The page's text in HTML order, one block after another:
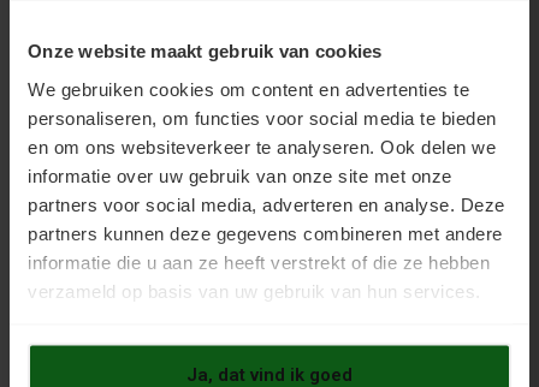
Onze website maakt gebruik van cookies
We gebruiken cookies om content en advertenties te
personaliseren, om functies voor social media te bieden
en om ons websiteverkeer te analyseren. Ook delen we
informatie over uw gebruik van onze site met onze
partners voor social media, adverteren en analyse. Deze
partners kunnen deze gegevens combineren met andere
informatie die u aan ze heeft verstrekt of die ze hebben
verzameld op basis van uw gebruik van hun services.
Ja, dat vind ik goed
Gaat u een gietvloer opnieuw verven, dan kan worden
volstaan met een topcoating. Een primer is alleen nodig
voor niet eerder behandelde vloeren.
Gietvloer opnieuw coaten: hoe is de
verfklus uitgevoerd?